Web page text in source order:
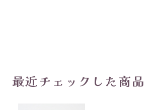
最近チェックした商品